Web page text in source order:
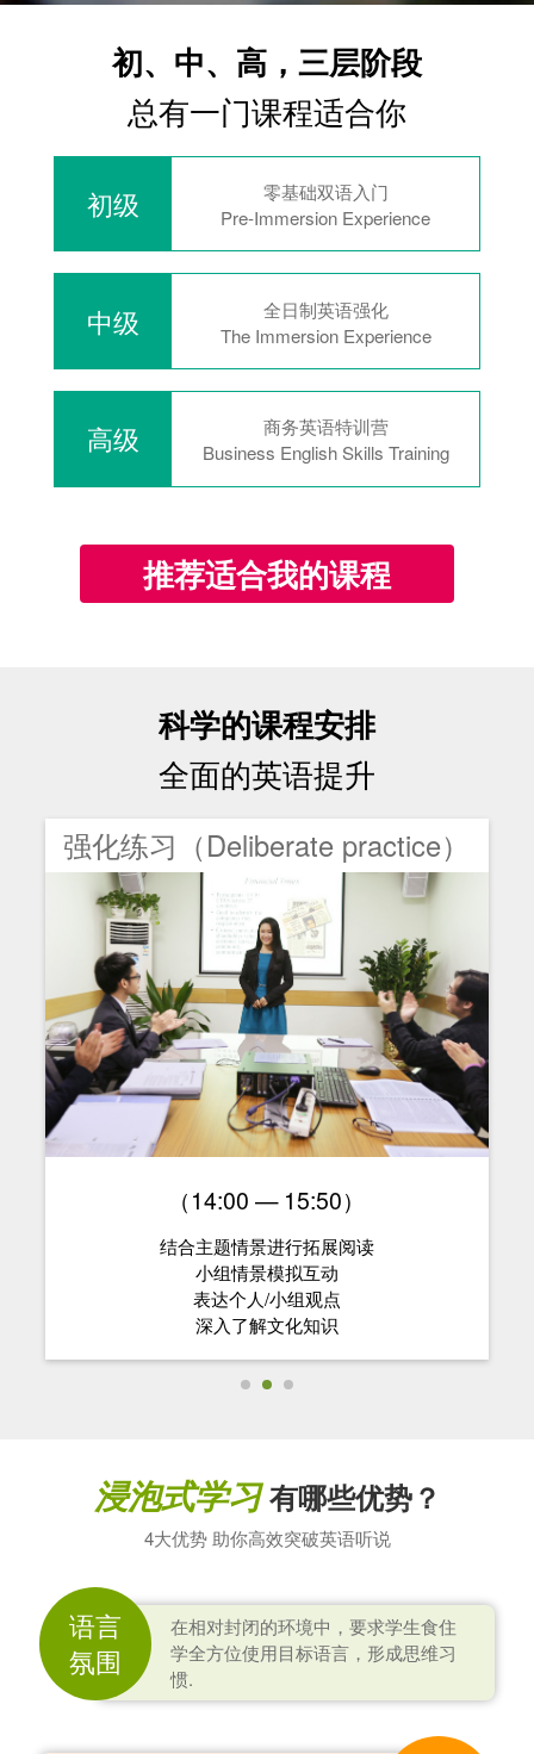
初、中、高，三层阶段
总有一门课程适合你
初级
零基础双语入门
Pre-Immersion Experience
中级
全日制英语强化
The Immersion Experience
高级
商务英语特训营
Business English Skills Training
推荐适合我的课程
科学的课程安排
全面的英语提升
强化练习（Deliberate practice）
（14:00 — 15:50）
结合主题情景进行拓展阅读
小组情景模拟互动
表达个人/小组观点
深入了解文化知识
浸泡式学习有哪些优势？
4大优势 助你高效突破英语听说
语言
氛围
在相对封闭的环境中，要求学生食住
学全方位使用目标语言，形成思维习
惯.